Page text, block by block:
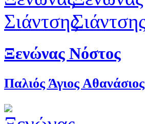
Ξενώνας Νόστος
Παλιός Άγιος Αθανάσιος